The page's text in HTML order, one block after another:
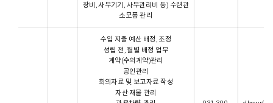
장비, 사무기기, 사무관리비 등) 수련관
소모품 관리
수입 지출 예산 배정, 조정
성립 전, 월별 배정 업무
계약(수의계약)관리
공인관리
회의자료 및 보고자료 작성
자산·재물 관리